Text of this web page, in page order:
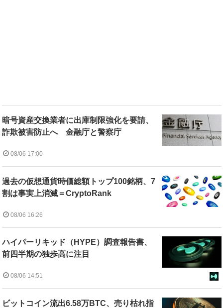
暗号資産交換業者に出庫制限強化を要請、
詐欺被害防止へ 金融庁と警察庁
08/06 17:00
過去の仮想通貨時価総額トップ100銘柄、7
割は事実上消滅＝CryptoRank
08/06 16:26
ハイパーリキッド（HYPE）調査報告書、
前四半期の独歩高に注目
08/06 14:51
ビットコイン流出6.58万BTC、売り枯れ指